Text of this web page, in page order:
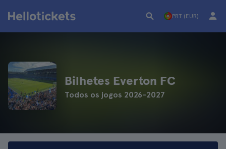
PRT (EUR)
Bilhetes Everton FC
Todos os jogos 2026-2027